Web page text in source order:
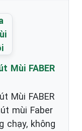
Mùi FABER
Mùi FABER
mùi Faber
chạy, không